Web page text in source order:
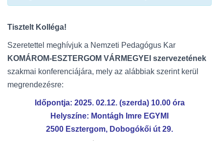
Tisztelt Kolléga!
Szeretettel meghívjuk a Nemzeti Pedagógus Kar
KOMÁROM-ESZTERGOM VÁRMEGYEI szervezetének
szakmai konferenciájára, mely az alábbiak szerint kerül
megrendezésre:
Időpontja: 2025. 02.12. (szerda) 10.00 óra
Helyszíne: Montágh Imre EGYMI
2500 Esztergom, Dobogókői út 29.